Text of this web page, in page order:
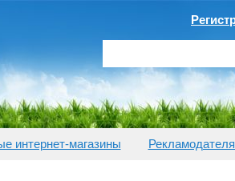
интернет-магазины